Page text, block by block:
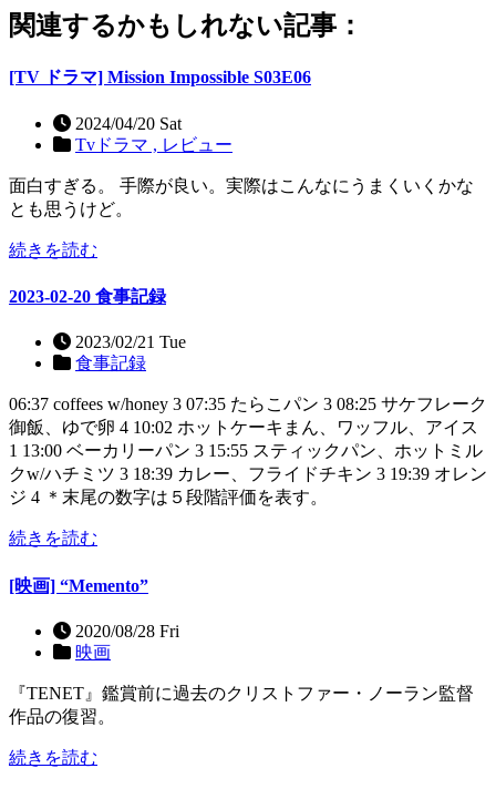
関連するかもしれない記事：
[TV ドラマ] Mission Impossible S03E06
2024/04/20 Sat
Tvドラマ , レビュー
面白すぎる。 手際が良い。実際はこんなにうまくいくかな
とも思うけど。
続きを読む
2023-02-20 食事記録
2023/02/21 Tue
食事記録
06:37 coffees w/honey 3 07:35 たらこパン 3 08:25 サケフレーク
御飯、ゆで卵 4 10:02 ホットケーキまん、ワッフル、アイス
1 13:00 ベーカリーパン 3 15:55 スティックパン、ホットミル
クw/ハチミツ 3 18:39 カレー、フライドチキン 3 19:39 オレン
ジ 4 ＊末尾の数字は５段階評価を表す。
続きを読む
[映画] “Memento”
2020/08/28 Fri
映画
『TENET』鑑賞前に過去のクリストファー・ノーラン監督
作品の復習。
続きを読む